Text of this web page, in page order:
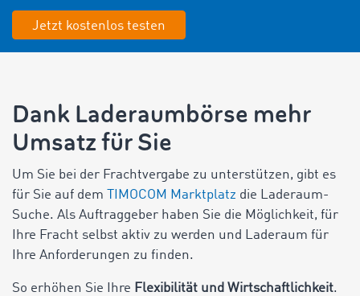
Jetzt kostenlos testen
Dank Laderaumbörse mehr
Umsatz für Sie
Um Sie bei der Frachtvergabe zu unterstützen, gibt es
für Sie auf dem
TIMOCOM Marktplatz die Laderaum-
Suche. Als Auftraggeber haben Sie die Möglichkeit, für
Ihre Fracht selbst aktiv zu werden und Laderaum für
Ihre Anforderungen zu finden.
So erhöhen Sie Ihre Flexibilität und Wirtschaftlichkeit.